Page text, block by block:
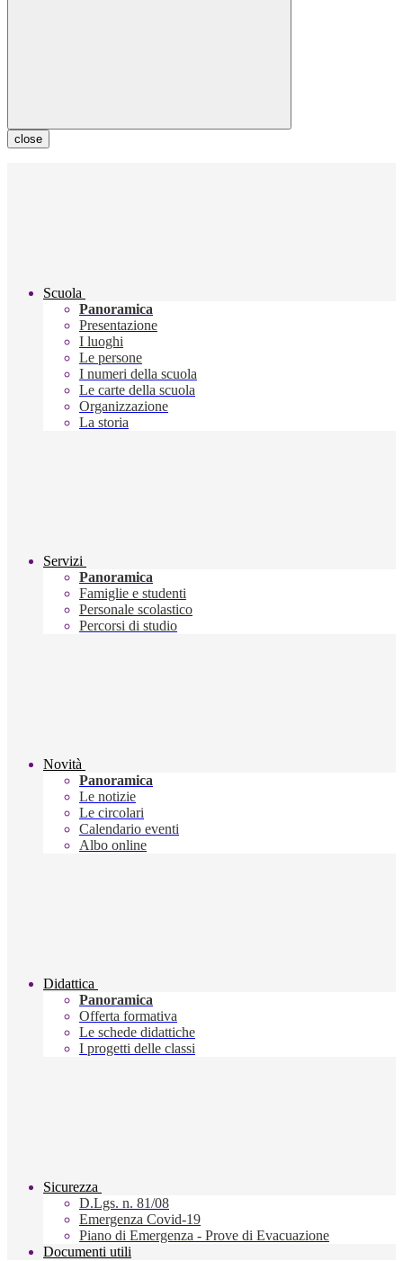
close
Scuola
Panoramica
Presentazione
I luoghi
Le persone
I numeri della scuola
Le carte della scuola
Organizzazione
La storia
Servizi
Panoramica
Famiglie e studenti
Personale scolastico
Percorsi di studio
Novità
Panoramica
Le notizie
Le circolari
Calendario eventi
Albo online
Didattica
Panoramica
Offerta formativa
Le schede didattiche
I progetti delle classi
Sicurezza
D.Lgs. n. 81/08
Emergenza Covid-19
Piano di Emergenza - Prove di Evacuazione
Documenti utili